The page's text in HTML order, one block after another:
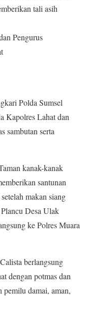
tali asih
Pengurus
Polda Sumsel
Kapolres Lahat dan
sambutan serta
kanak-kanak
santunan
makan siang
Desa Ulak
ke Polres Muara
berlangsung
dengan potmas dan
pemilu damai, aman,